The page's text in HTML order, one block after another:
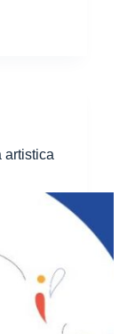
artistica